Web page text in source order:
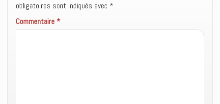
r
)
t
e
)
v
e
obligatoires sont indiqués avec *
Commentaire*